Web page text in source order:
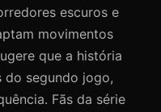
escuros e
movimentos
que a história
do segundo jogo,
Fãs da série